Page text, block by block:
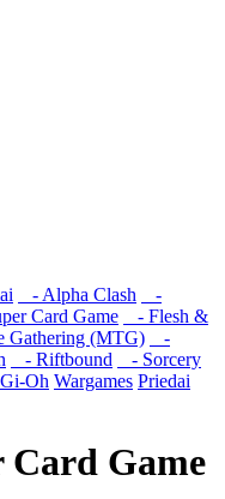
- Alpha Clash
-
Card Game
- Flesh &
Gathering (MTG)
-
- Riftbound
- Sorcery
Oh Wargames Priedai
Card Game